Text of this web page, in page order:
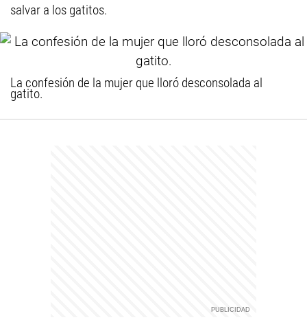
salvar a los gatitos.
La confesión de la mujer que lloró desconsolada al
gatito.